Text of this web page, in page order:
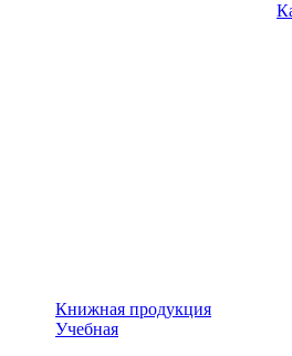
Книжная продукция
Учебная